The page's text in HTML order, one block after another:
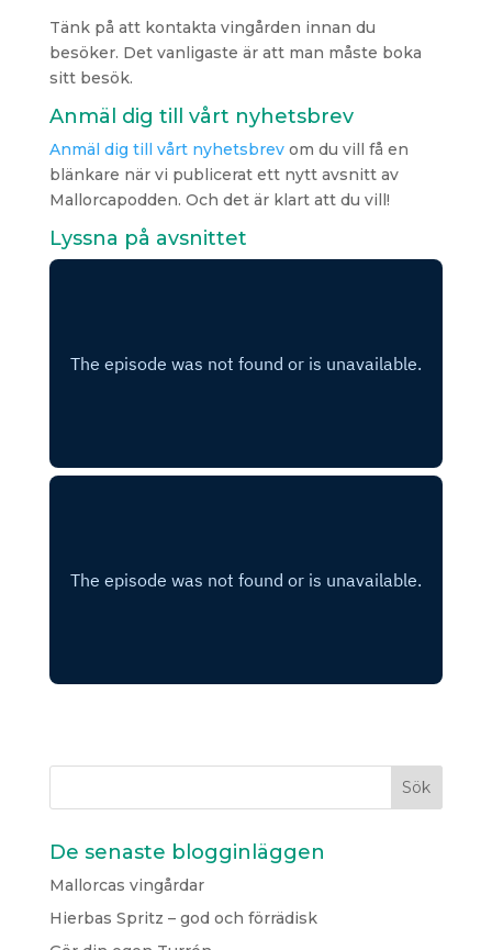
Tänk på att kontakta vingården innan du
besöker. Det vanligaste är att man måste boka
sitt besök.
Anmäl dig till vårt nyhetsbrev
Anmäl dig till vårt nyhetsbrevom du vill få en
blänkare när vi publicerat ett nytt avsnitt av
Mallorcapodden. Och det är klart att du vill!
Lyssna på avsnittet
De senaste blogginläggen
Mallorcas vingårdar
Hierbas Spritz – god och förrädisk